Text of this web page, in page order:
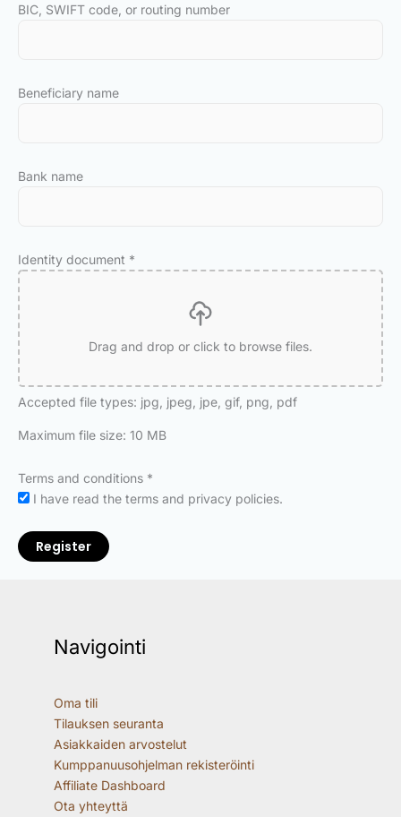
BIC, SWIFT code, or routing number
Beneficiary name
Bank name
Identity document *
Drag and drop or click to browse files.
Accepted file types: jpg, jpeg, jpe, gif, png, pdf
Maximum file size: 10 MB
Terms and conditions *
I have read the terms and privacy policies.
Register
Navigointi
Oma tili
Tilauksen seuranta
Asiakkaiden arvostelut
Kumppanuusohjelman rekisteröinti
Affiliate Dashboard
Ota yhteyttä